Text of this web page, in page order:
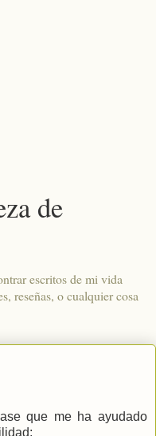
de
escritos de mi vida
reseñas, o cualquier cosa
que me ha ayudado